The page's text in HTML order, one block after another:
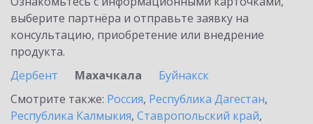
выберите партнёра и отправьте заявку на
консультацию, приобретение или внедрение
продукта.
Дербент
Махачкала
Буйнакск
Смотрите также: Россия, Республика Дагестан,
Республика Калмыкия, Ставропольский край,